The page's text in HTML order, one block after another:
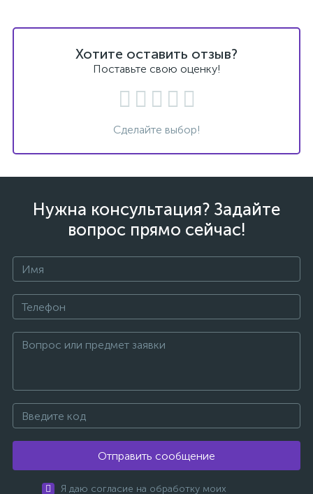
Хотите оставить отзыв?
Поставьте свою оценку!
Сделайте выбор!
Нужна консультация? Задайте
вопрос прямо сейчас!
Отправить сообщение
Я даю согласие на обработку моих